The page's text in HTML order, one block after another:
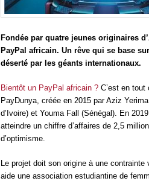
Fondée par quatre jeunes originaires
PayPal africain. Un rêve qui se base
déserté par les géants internationaux.
Bientôt un PayPal africain ? C’est en
PayDunya, créée en 2015 par Aziz
d’Ivoire) et Youma Fall (Sénégal). En
atteindre un chiffre d’affaires de 2,5
d’optimisme.
Le projet doit son origine à une contrainte
aide une association estudiantine de